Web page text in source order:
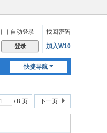
自动登录
找回密码
登录 加入W10
快捷导航
/ 8 页 下一页